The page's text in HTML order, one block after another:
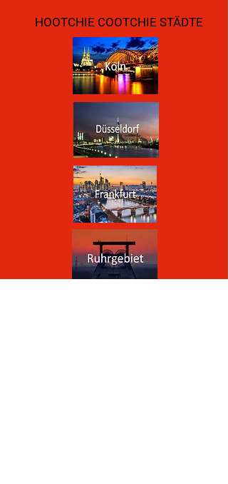
HOOTCHIE COOTCHIE STÄDTE